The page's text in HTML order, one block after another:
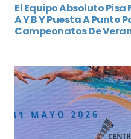
El Equipo Absoluto Pisa
A Y B Y Puesta A Punto
Campeonatos De